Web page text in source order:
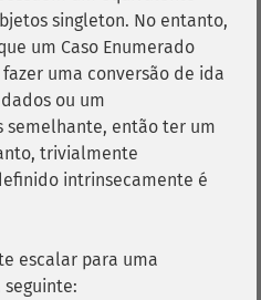
singleton. No entanto,
um Caso Enumerado
uma conversão de ida
ou um
semelhante, então ter um
trivialmente
intrinsecamente é
escalar para uma
seguinte: